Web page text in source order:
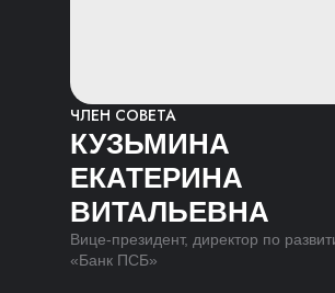
ЧЛЕН СОВЕТА
КУЗЬМИНА
ЕКАТЕРИНА
ВИТАЛЬЕВНА
Вице-президент, директор по
«Банк ПСБ»